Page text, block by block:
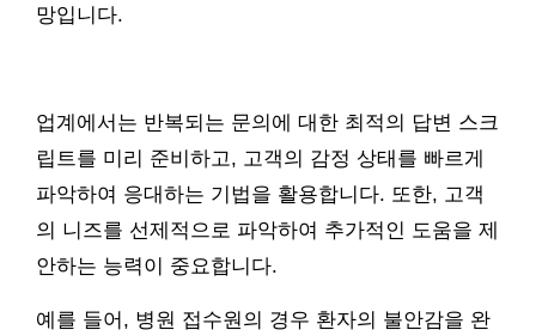
망입니다.
업계에서는 반복되는 문의에 대한 최적의 답변 스크
립트를 미리 준비하고, 고객의 감정 상태를 빠르게
파악하여 응대하는 기법을 활용합니다. 또한, 고객
의 니즈를 선제적으로 파악하여 추가적인 도움을 제
안하는 능력이 중요합니다.
예를 들어, 병원 접수원의 경우 환자의 불안감을 완